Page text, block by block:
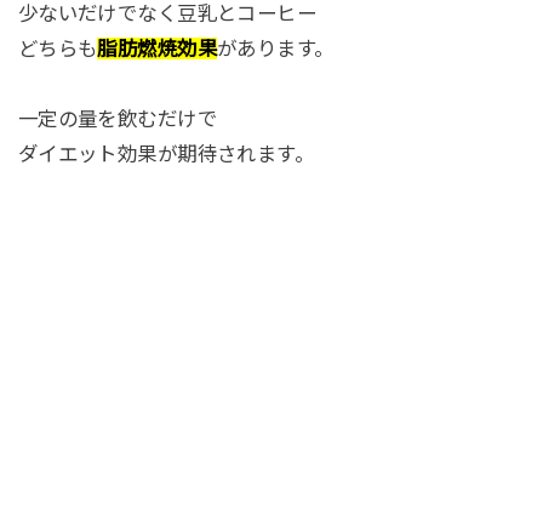
少ないだけでなく豆乳とコーヒー
どちらも脂肪燃焼効果があります。
一定の量を飲むだけで
ダイエット効果が期待されます。